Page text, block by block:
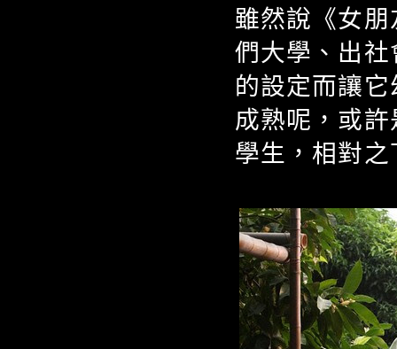
雖然說《女
們大學、出
的設定而讓
成熟呢，或
學生，相對